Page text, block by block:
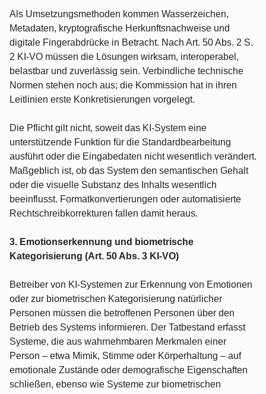
Als Umsetzungsmethoden kommen Wasserzeichen,
Metadaten, kryptografische Herkunftsnachweise und
digitale Fingerabdrücke in Betracht. Nach Art. 50 Abs. 2 S.
2 KI-VO müssen die Lösungen wirksam, interoperabel,
belastbar und zuverlässig sein. Verbindliche technische
Normen stehen noch aus; die Kommission hat in ihren
Leitlinien erste Konkretisierungen vorgelegt.
Die Pflicht gilt nicht, soweit das KI-System eine
unterstützende Funktion für die Standardbearbeitung
ausführt oder die Eingabedaten nicht wesentlich verändert.
Maßgeblich ist, ob das System den semantischen Gehalt
oder die visuelle Substanz des Inhalts wesentlich
beeinflusst. Formatkonvertierungen oder automatisierte
Rechtschreibkorrekturen fallen damit heraus.
3. Emotionserkennung und biometrische
Kategorisierung (Art. 50 Abs. 3 KI-VO)
Betreiber von KI-Systemen zur Erkennung von Emotionen
oder zur biometrischen Kategorisierung natürlicher
Personen müssen die betroffenen Personen über den
Betrieb des Systems informieren. Der Tatbestand erfasst
Systeme, die aus wahrnehmbaren Merkmalen einer
Person – etwa Mimik, Stimme oder Körperhaltung – auf
emotionale Zustände oder demografische Eigenschaften
schließen, ebenso wie Systeme zur biometrischen